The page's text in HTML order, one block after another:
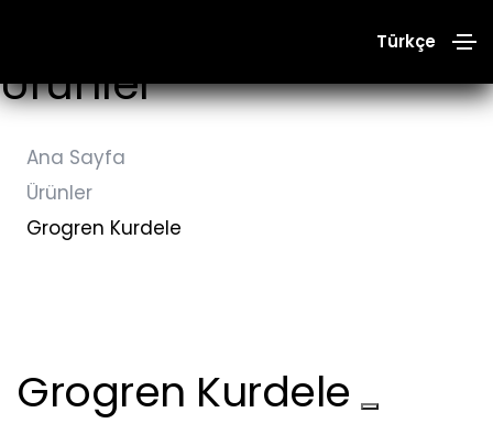
Türkçe
Ürünler
Ana Sayfa
Ürünler
Grogren Kurdele
Grogren Kurdele